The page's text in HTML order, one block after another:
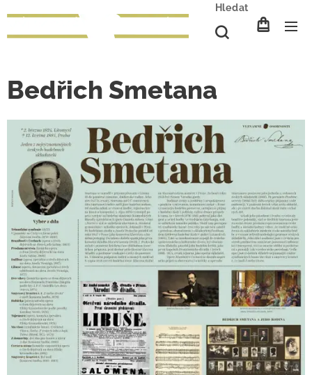
Hledat
Bedřich Smetana